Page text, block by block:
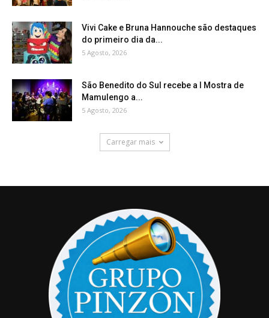
Vivi Cake e Bruna Hannouche são destaques
do primeiro dia da...
5 Agosto, 2026
São Benedito do Sul recebe a I Mostra de
Mamulengo a...
5 Agosto, 2026
Carregar mais